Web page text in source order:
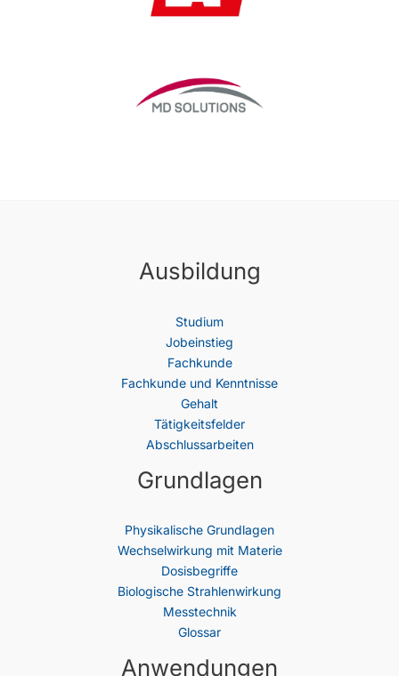
Ausbildung
Studium
Jobeinstieg
Fachkunde
Fachkunde und Kenntnisse
Gehalt
Tätigkeitsfelder
Abschlussarbeiten
Grundlagen
Physikalische Grundlagen
Wechselwirkung mit Materie
Dosisbegriffe
Biologische Strahlenwirkung
Messtechnik
Glossar
Anwendungen